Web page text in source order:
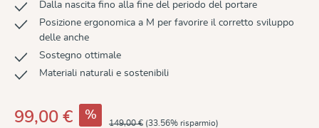
Dalla nascita fino alla fine del periodo del portare
Posizione ergonomica a M per favorire il corretto sviluppo
delle anche
Sostegno ottimale
Materiali naturali e sostenibili
99,00 € %
149,00 € (33.56% risparmio)